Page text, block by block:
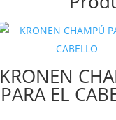
KRONEN
PARA EL